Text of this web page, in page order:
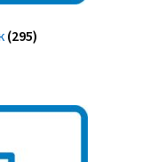
(295)